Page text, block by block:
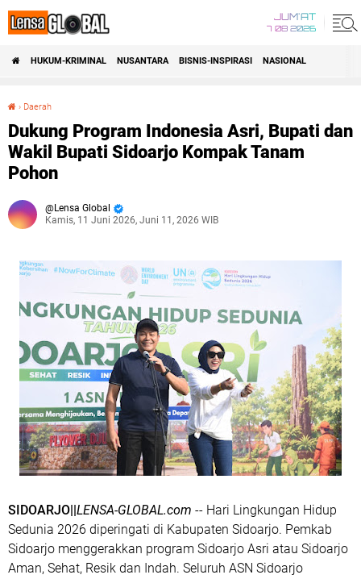
JUM'AT
7 08 2026
HUKUM-KRIMINAL NUSANTARA BISNIS-INSPIRASI NASIONAL
› Daerah
Dukung Program Indonesia Asri, Bupati dan
Wakil Bupati Sidoarjo Kompak Tanam
Pohon
Lensa Global
Kamis, 11 Juni 2026, Juni 11, 2026 WIB
SIDOARJO||LENSA-GLOBAL.com -- Hari Lingkungan Hidup
Sedunia 2026 diperingati di Kabupaten Sidoarjo. Pemkab
Sidoarjo menggerakkan program Sidoarjo Asri atau Sidoarjo
Aman, Sehat, Resik dan Indah. Seluruh ASN Sidoarjo